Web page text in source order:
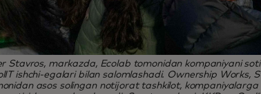
Stavros, markazda, Ecolab tomonidan kompaniyani
ishchi-egalari bilan salomlashadi. Ownership Works,
asos solingan notijorat tashkilot,